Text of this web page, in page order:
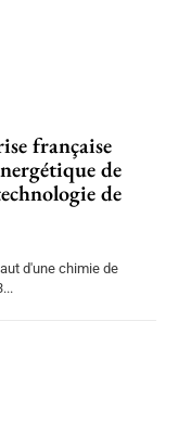
française
de
de
d'une chimie de
Le 3...